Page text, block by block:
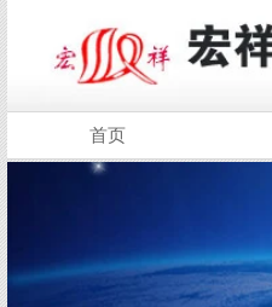
首页